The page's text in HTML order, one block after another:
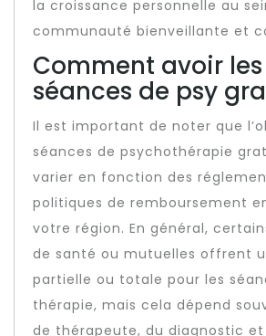
la croissance personnelle au
communauté bienveillante et
Comment avoir les
séances de psy
Il est important de noter que
séances de psychothérapie
varier en fonction des
politiques de remboursement
votre région. En général,
de santé ou mutuelles offrent
partielle ou totale pour les
thérapie, mais cela dépend
de thérapeute, du diagnostic